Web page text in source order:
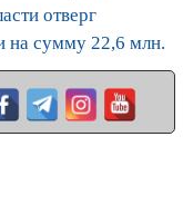
отверг
на сумму 22,6 млн.